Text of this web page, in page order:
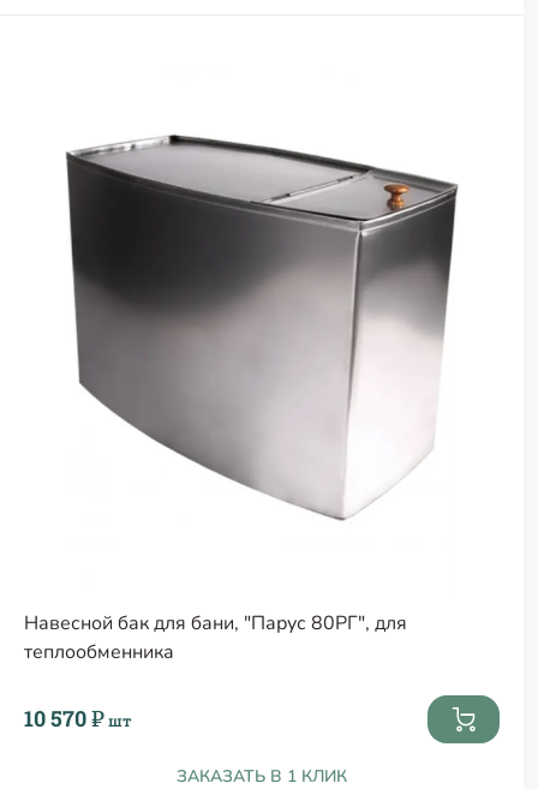
Навесной бак для бани, "Парус 80РГ", для
теплообменника
10 570 ₽шт
ЗАКАЗАТЬ В 1 КЛИК